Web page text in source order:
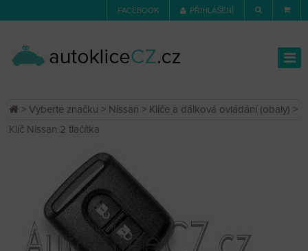
FACEBOOK PŘIHLÁŠENÍ
>Vyberte značku > Nissan > Klíče a dálková ovládání (obaly) >
Klíč Nissan 2 tlačítka